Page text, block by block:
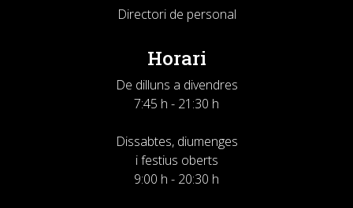
Directori de personal
Horari
De dilluns a divendres
7:45 h - 21:30 h
Dissabtes, diumenges
i festius oberts
9:00 h - 20:30 h